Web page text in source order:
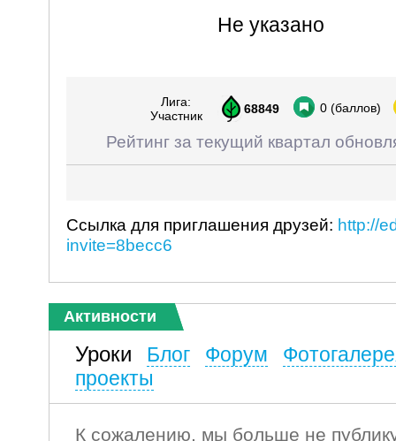
Не указано
Лига:
Участник
68849 0 (баллов)
Рейтинг за текущий квартал
Ссылка для приглашения друзей: http://
invite=8becc6
Активности
Уроки Блог Форум
проекты
К сожалению, мы больше не